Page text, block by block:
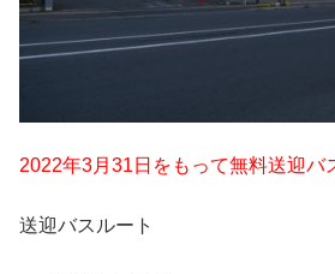
2022年3月31日をもって無料送迎バ
送迎バスルート